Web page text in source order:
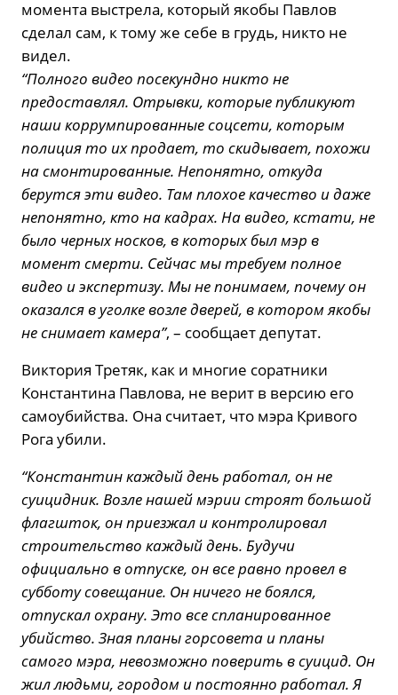
момента выстрела, который якобы Павлов
сделал сам, к тому же себе в грудь, никто не
видел.
“Полного видео посекундно никто не
предоставлял. Отрывки, которые публикуют
наши коррумпированные соцсети, которым
полиция то их продает, то скидывает, похожи
на смонтированные. Непонятно, откуда
берутся эти видео. Там плохое качество и даже
непонятно, кто на кадрах. На видео, кстати, не
было черных носков, в которых был мэр в
момент смерти. Сейчас мы требуем полное
видео и экспертизу. Мы не понимаем, почему он
оказался в уголке возле дверей, в котором якобы
не снимает камера”, – сообщает депутат.
Виктория Третяк, как и многие соратники
Константина Павлова, не верит в версию его
самоубийства. Она считает, что мэра Кривого
Рога убили.
“Константин каждый день работал, он не
суицидник. Возле нашей мэрии строят большой
флагшток, он приезжал и контролировал
строительство каждый день. Будучи
официально в отпуске, он все равно провел в
субботу совещание. Он ничего не боялся,
отпускал охрану. Это все спланированное
убийство. Зная планы горсовета и планы
самого мэра, невозможно поверить в суицид. Он
жил людьми, городом и постоянно работал. Я